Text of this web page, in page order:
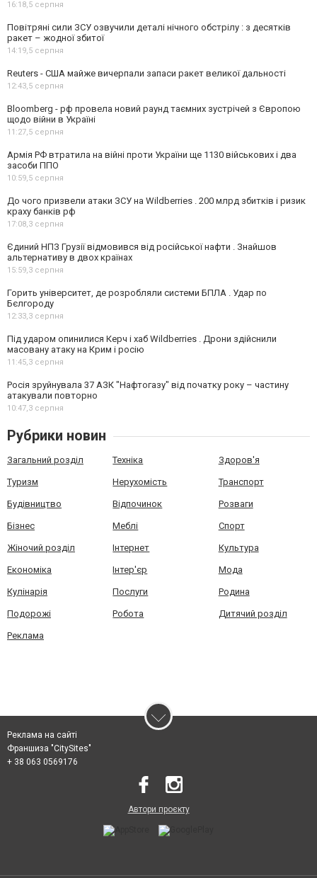
16:18, 5 серпня
Повітряні сили ЗСУ озвучили деталі нічного обстрілу : з десятків
ракет – жодної збитої
14:19, 5 серпня
Reuters - США майже вичерпали запаси ракет великої дальності
12:43, 5 серпня
Bloomberg - рф провела новий раунд таємних зустрічей з Європою
щодо війни в Україні
11:27, 5 серпня
Армія РФ втратила на війні проти України ще 1130 військових і два
засоби ППО
10:59, 5 серпня
До чого призвели атаки ЗСУ на Wildberries . 200 млрд збитків і ризик
краху банків рф
17:08, 3 серпня
Єдиний НПЗ Грузії відмовився від російської нафти . Знайшов
альтернативу в двох країнах
15:59, 3 серпня
Горить університет, де розробляли системи БПЛА . Удар по
Бєлгороду
12:33, 3 серпня
Під ударом опинилися Керч і хаб Wildberries . Дрони здійснили
масовану атаку на Крим і росію
11:45, 3 серпня
Росія зруйнувала 37 АЗК "Нафтогазу" від початку року – частину
атакували повторно
10:47, 3 серпня
Рубрики новин
Загальний розділ Техніка Здоров'я
Туризм Нерухомість Транспорт
Будівництво Відпочинок Розваги
Бізнес Меблі Спорт
Жіночий розділ Інтернет Культура
Економіка Інтер'єр Мода
Кулінарія Послуги Родина
Подорожі Робота Дитячий розділ
Реклама
Реклама на сайті
Франшиза "CitySites"
+ 38 063 0569176
Автори проєкту